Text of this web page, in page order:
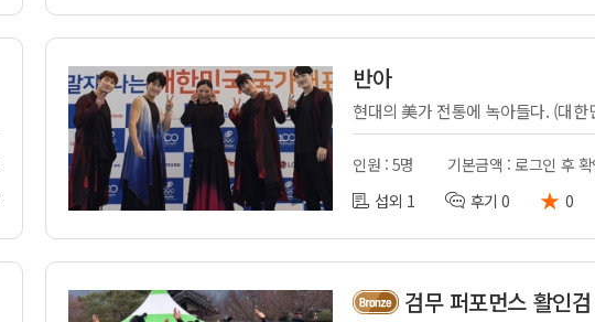
반아
인원 : 5명
기본금액 : 로그인 후
섭외 1
후기 0 ★ 0
검무 퍼포먼스 활인검